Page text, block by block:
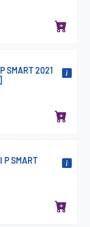
SMART 2021
P SMART